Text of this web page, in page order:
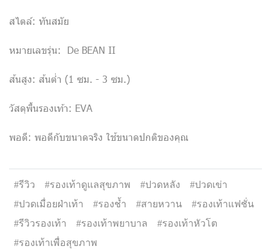
สไตล์: ทันสมัย
หมายเลขรุ่น: De BEAN II
ส้นสูง: ส้นต่ำ (1 ซม. - 3 ซม.)
วัสดุพื้นรองเท้า: EVA
พอดี: พอดีกับขนาดจริง ใช้ขนาดปกติของคุณ
#รีวิว #รองเท้าดูแลสุขภาพ #ปวดหลัง
#ปวดเข่า
#ปวดเมื่อยฝ่าเท้า
#รองช้ำ #สายหวาน
#รองเท้าแฟชั่น
#รีวิวรองเท้า
#รองเท้าพยาบาล
#รองเท้าหัวโต
#รองเท้าเพื่อสุขภาพ